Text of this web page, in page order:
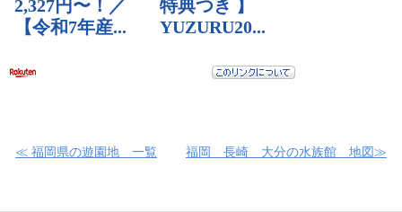
≪ 福岡県の遊園地 一覧 福岡 長崎 大分の水族館 地図≫